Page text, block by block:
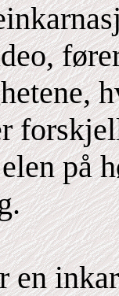
på
en